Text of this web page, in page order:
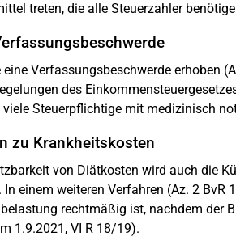
treten, die alle Steuerzahler
eine Verfassungsbeschwerde erhoben
des
Steuerpflichtige mit medizinisch
zu Krankheitskosten
von Diätkosten wird auch die
einem weiteren Verfahren (Az. 2
rechtmäßig ist, nachdem der
1.9.2021, VI R 18/19).